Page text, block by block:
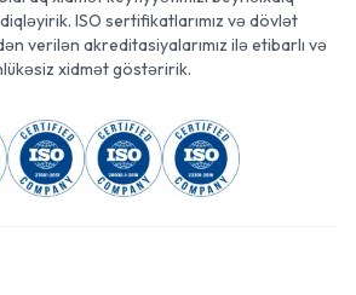
ISO sertifikatlarımız və dövlət
verilən akreditasiyalarımız ilə etibarlı və
xidmət göstəririk.